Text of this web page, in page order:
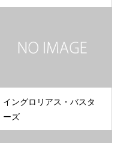
イングロリアス・バスタ
ーズ